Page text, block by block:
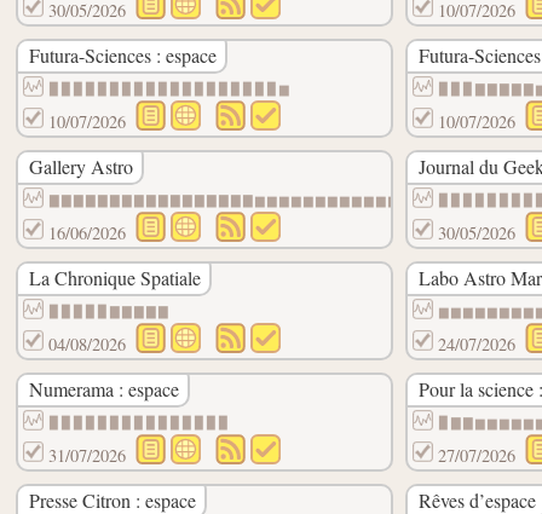
30/05/2026 10/07/2026
Futura-Sciences : espace
▉▉▉▉▉▉▉▉▉▉▉▉▉▉▉▉▉▉▉▆
10/07/2026
Futura-
10/07/2026
Gallery Astro
16/06/2026
Journal du
30/05/2026
La Chronique Spatiale
▉▉▉▉▉▇▇▇▇▇
04/08/2026
Labo Astro
24/07/2026
Numerama : espace
31/07/2026
Pour la science
27/07/2026
Presse Citron : espace Rêves d’espace